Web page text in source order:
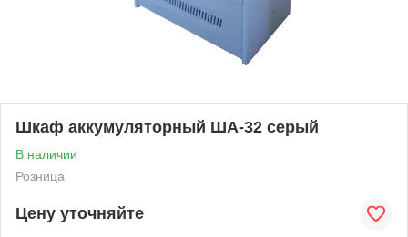
Шкаф аккумуляторный ША-32 серый
В наличии
Розница
Цену уточняйте